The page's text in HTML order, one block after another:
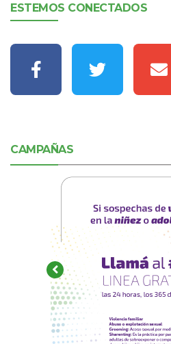
ESTEMOS CONECTADOS
CAMPAÑAS